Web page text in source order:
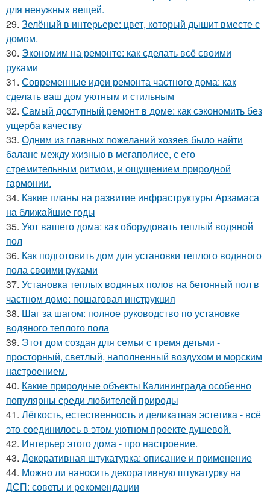
для ненужных вещей.
29. Зелёный в интерьере: цвет, который дышит вместе с
домом.
30. Экономим на ремонте: как сделать всё своими
руками
31. Современные идеи ремонта частного дома: как
сделать ваш дом уютным и стильным
32. Самый доступный ремонт в доме: как сэкономить без
ущерба качеству
33. Одним из главных пожеланий хозяев было найти
баланс между жизнью в мегаполисе, с его
стремительным ритмом, и ощущением природной
гармонии.
34. Какие планы на развитие инфраструктуры Арзамаса
на ближайшие годы
35. Уют вашего дома: как оборудовать теплый водяной
пол
36. Как подготовить дом для установки теплого водяного
пола своими руками
37. Установка теплых водяных полов на бетонный пол в
частном доме: пошаговая инструкция
38. Шаг за шагом: полное руководство по установке
водяного теплого пола
39. Этот дом создан для семьи с тремя детьми -
просторный, светлый, наполненный воздухом и морским
настроением.
40. Какие природные объекты Калининграда особенно
популярны среди любителей природы
41. Лёгкость, естественность и деликатная эстетика - всё
это соединилось в этом уютном проекте душевой.
42. Интерьер этого дома - про настроение.
43. Декоративная штукатурка: описание и применение
44. Можно ли наносить декоративную штукатурку на
ДСП: советы и рекомендации